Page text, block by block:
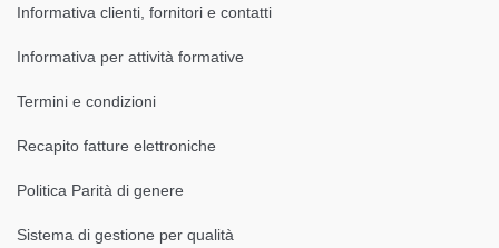
Informativa clienti, fornitori e contatti
Informativa per attività formative
Termini e condizioni
Recapito fatture elettroniche
Politica Parità di genere
Sistema di gestione per qualità